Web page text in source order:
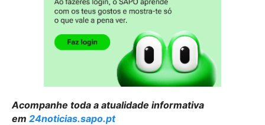
Acompanhe toda a atualidade informativa
em 24noticias.sapo.pt